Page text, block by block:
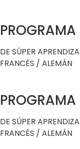
DE SÚPER
FRANCÉS / ALEMÁN
PROGRAMA
DE SÚPER
FRANCÉS / ALEMÁN